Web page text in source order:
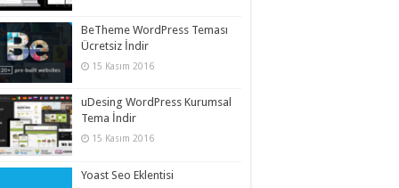
BeTheme WordPress Teması
Ücretsiz İndir
15 Kasım 2016
uDesing WordPress Kurumsal
Tema İndir
15 Kasım 2016
Yoast Seo Eklentisi